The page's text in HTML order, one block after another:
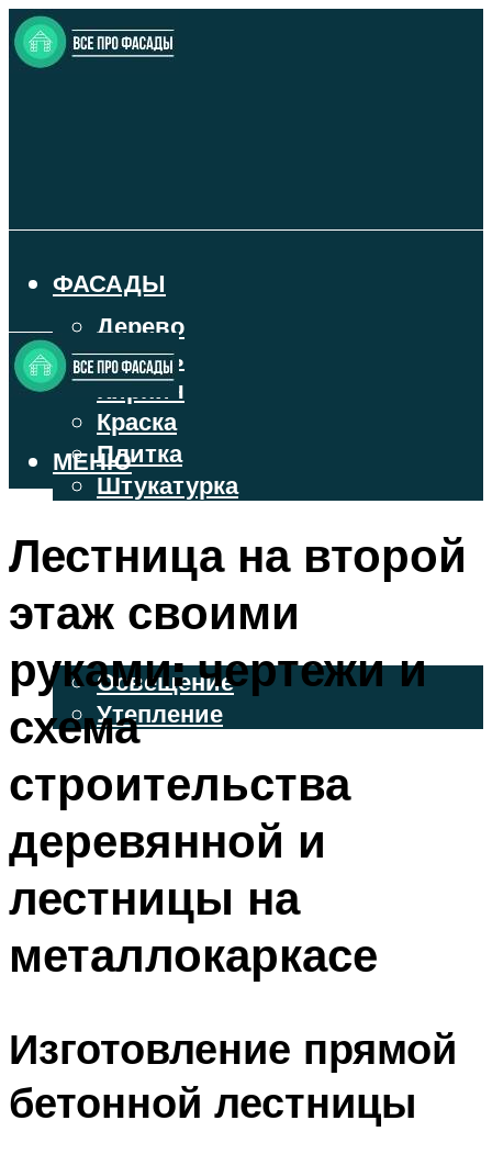
ФАСАДЫ
Дерево
Камень
Кирпич
Краска
Плитка
Штукатурка
ФАСАДНЫЙ САЙДИНГ
ОСВЕЩЕНИЕ И УТЕПЛЕНИЕ
Освещение
Утепление
МЕНЮ
МЕНЮ
Лестница на второй
этаж своими
руками: чертежи и
схема
строительства
деревянной и
лестницы на
металлокаркасе
Изготовление прямой
бетонной лестницы